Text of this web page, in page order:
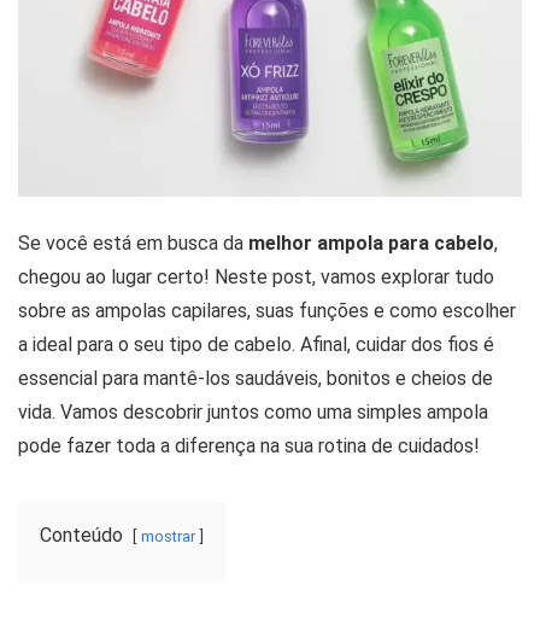
Se você está em busca da melhor ampola para cabelo,
chegou ao lugar certo! Neste post, vamos explorar tudo
sobre as ampolas capilares, suas funções e como escolher
a ideal para o seu tipo de cabelo. Afinal, cuidar dos fios é
essencial para mantê-los saudáveis, bonitos e cheios de
vida. Vamos descobrir juntos como uma simples ampola
pode fazer toda a diferença na sua rotina de cuidados!
Conteúdo mostrar